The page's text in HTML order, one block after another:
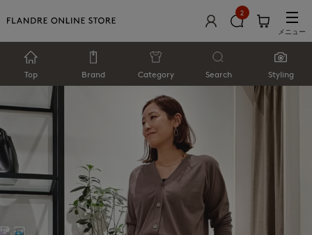
2
メニュー
Top Brand Category Search Styling